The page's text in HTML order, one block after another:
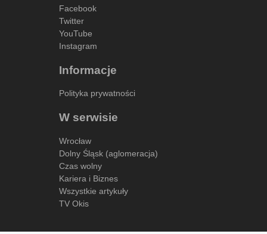
Facebook
Twitter
YouTube
Instagram
Informacje
Polityka prywatności
W serwisie
Wrocław
Dolny Śląsk (aglomeracja)
Czas wolny
Kariera i Biznes
Wszystkie artykuły
TV Okis